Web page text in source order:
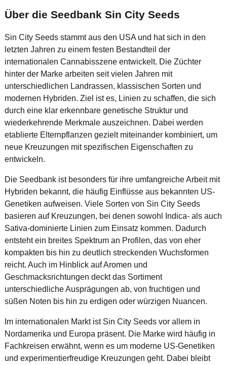
Über die Seedbank Sin City Seeds
Sin City Seeds stammt aus den USA und hat sich in den
letzten Jahren zu einem festen Bestandteil der
internationalen Cannabisszene entwickelt. Die Züchter
hinter der Marke arbeiten seit vielen Jahren mit
unterschiedlichen Landrassen, klassischen Sorten und
modernen Hybriden. Ziel ist es, Linien zu schaffen, die sich
durch eine klar erkennbare genetische Struktur und
wiederkehrende Merkmale auszeichnen. Dabei werden
etablierte Elternpflanzen gezielt miteinander kombiniert, um
neue Kreuzungen mit spezifischen Eigenschaften zu
entwickeln.
Die Seedbank ist besonders für ihre umfangreiche Arbeit mit
Hybriden bekannt, die häufig Einflüsse aus bekannten US-
Genetiken aufweisen. Viele Sorten von Sin City Seeds
basieren auf Kreuzungen, bei denen sowohl Indica- als auch
Sativa-dominierte Linien zum Einsatz kommen. Dadurch
entsteht ein breites Spektrum an Profilen, das von eher
kompakten bis hin zu deutlich streckenden Wuchsformen
reicht. Auch im Hinblick auf Aromen und
Geschmacksrichtungen deckt das Sortiment
unterschiedliche Ausprägungen ab, von fruchtigen und
süßen Noten bis hin zu erdigen oder würzigen Nuancen.
Im internationalen Markt ist Sin City Seeds vor allem in
Nordamerika und Europa präsent. Die Marke wird häufig in
Fachkreisen erwähnt, wenn es um moderne US-Genetiken
und experimentierfreudige Kreuzungen geht. Dabei bleibt